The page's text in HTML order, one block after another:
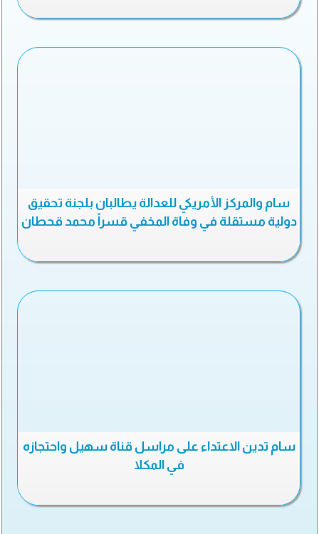
سام والمركز الأمريكي للعدالة يطالبان بلجنة تحقيق
دولية مستقلة في وفاة المخفي قسراً محمد قحطان
سام تدين الاعتداء على مراسل قناة سهيل واحتجازه
في المكلا